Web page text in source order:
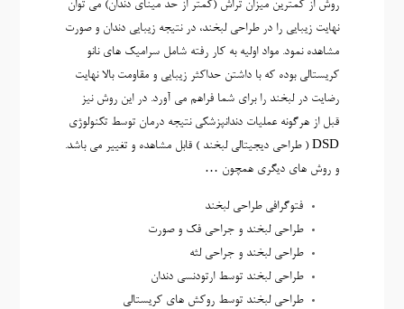
روش از کمترين ميزان تراش (کمتر از حد مينای دندان) مي توان
نهايت زيبايی را در طراحی لبخند، در نتيجه زيبايی دندان و صورت
مشاهده نمود. مواد اوليه به کار رفته شامل سراميک های نانو
کريستالی بوده که با داشتن حداکثر زيبايی و مقاومت بالا نهايت
رضايت در لبخند را برای شما فراهم می آورد. در اين روش نيز
قبل از هرگونه عمليات دندانپزشکی نتيجه درمان توسط تکنولوژی
DSD ( طراحی دیجیتالی لبخند ) قابل مشاهده و تغيير می باشد.
و روش های دیگری همچون …
فتوگرافی طراحی لبخند
طراحی لبخند و جراحی فک و صورت
طراحی لبخند و جراحی لثه
طراحی لبخند توسط ارتودنسی دندان
طراحی لبخند توسط روکش های کريستالی